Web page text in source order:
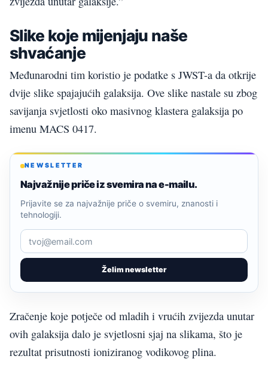
Slike koje mijenjaju naše
shvaćanje
Međunarodni tim koristio je podatke s JWST-a da otkrije
dvije slike spajajućih galaksija. Ove slike nastale su zbog
savijanja svjetlosti oko masivnog klastera galaksija po
imenu MACS 0417.
NEWSLETTER
Najvažnije priče iz svemira na e-mailu.
Želim newsletter
Prijavite se za najvažnije priče o svemiru, znanosti i
tehnologiji.
Zračenje koje potječe od mladih i vrućih zvijezda unutar
ovih galaksija dalo je svjetlosni sjaj na slikama, što je
rezultat prisutnosti ioniziranog vodikovog plina.